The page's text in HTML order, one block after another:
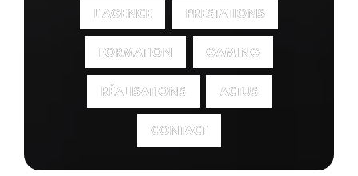
L'AGENCE
L'AGENCE PRESTATIONS
PRESTATIONS
FORMATION
FORMATION GAMING
GAMING
RÉALISATIONS
RÉALISATIONS ACTUS
ACTUS
CONTACT
CONTACT